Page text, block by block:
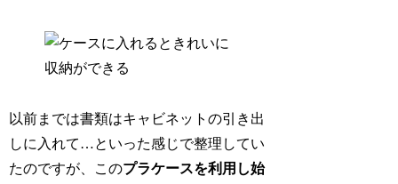
以前までは書類はキャビネットの引き出
しに入れて…といった感じで整理してい
たのですが、このプラケースを利用し始